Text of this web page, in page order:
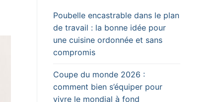
Poubelle encastrable dans le plan
de travail : la bonne idée pour
une cuisine ordonnée et sans
compromis
Coupe du monde 2026 :
comment bien s’équiper pour
vivre le mondial à fond